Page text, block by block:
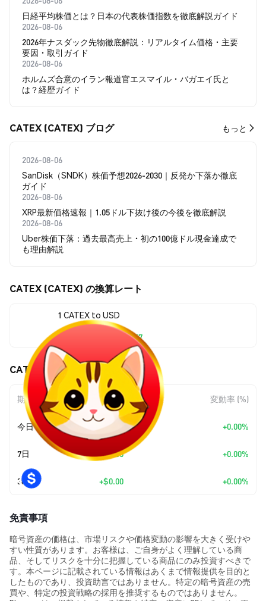
日経平均株価とは？日本の代表株価指数を徹底解説ガイド
2026-08-06
2026年ナスダック先物徹底解説：リアルタイム価格・主要
要因・取引ガイド
2026-08-06
ホルムズ合意のイラン報道官エスマイル・バガエイ氏と
は？経歴ガイド
CATEX (CATEX) ブログ もっと
2026-08-06
SanDisk（SNDK）株価予想2026-2030｜反発か下落か徹底
ガイド
2026-08-06
XRP最新価格速報｜1.05ドル下抜け後の今後を徹底解説
2026-08-06
Uber株価下落：過去最高売上・初の100億ドル現金達成で
も理由解説
CATEX (CATEX) の換算レート
1 CATEX to USD
$0.0<sub>8</sub>5857
CATEX (CATEX) の価格変動
期間 金額変動 変動率 (%)
今日 +$0.00 +0.00%
7日 +$0.00 +0.00%
30日 +$0.00 +0.00%
免責事項
暗号資産の価格は、市場リスクや価格変動の影響を大きく受けや
すい性質があります。お客様は、ご自身がよく理解している商
品、そしてリスクを十分に把握している商品にのみ投資すべきで
す。本ページに記載されている情報はあくまで情報提供を目的と
したものであり、投資助言ではありません。特定の暗号資産の売
買や、特定の投資戦略の採用を推奨するものではありません。